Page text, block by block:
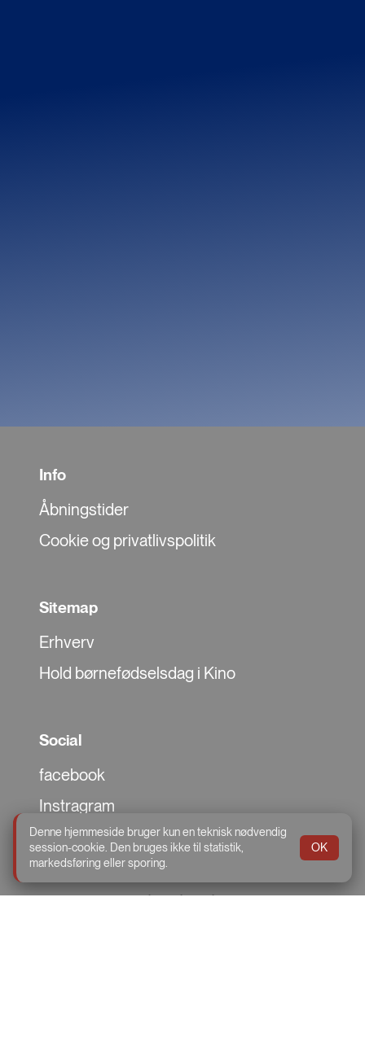
Info
Åbningstider
Cookie og privatlivspolitik
Sitemap
Erhverv
Hold børnefødselsdag i Kino
Social
facebook
Instragram
TikTok
Denne hjemmeside bruger kun en teknisk nødvendig
session-cookie. Den bruges ikke til statistik,
markedsføring eller sporing.
OK